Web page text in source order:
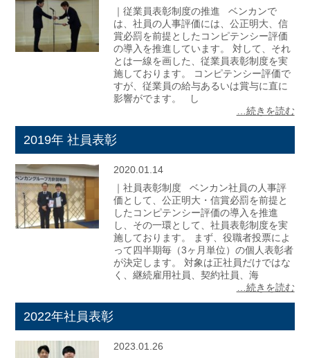
｜従業員表彰制度の推進 ベンカンで
は、社員の人事評価には、公正明大、信
賞必罰を前提としたコンピテンシー評価
の導入を推進しています。 対して、それ
とは一線を画した、従業員表彰制度を実
施しております。 コンピテンシー評価で
すが、従業員の給与あるいは賞与に直に
影響がでます。 し
…続きを読む
2019年 社員表彰
2020.01.14
｜社員表彰制度 ベンカン社員の人事評
価として、公正明大・信賞必罰を前提と
したコンピテンシー評価の導入を推進
し、その一環として、社員表彰制度を実
施しております。 まず、役職者投票によ
って四半期毎（3ヶ月単位）の個人表彰者
が決定します。 対象は正社員だけではな
く、継続雇用社員、契約社員、海
…続きを読む
2022年社員表彰
2023.01.26